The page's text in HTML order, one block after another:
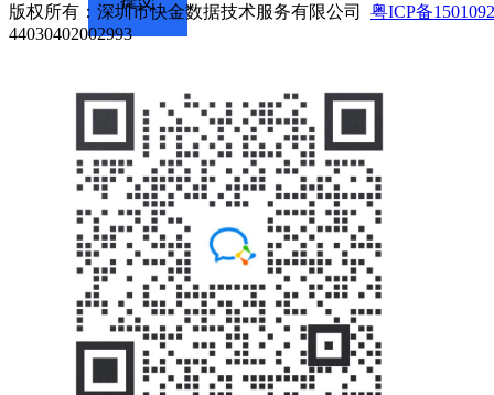
版权所有：深圳市快金数据技术服务有限公司 粤ICP备
44030402002993